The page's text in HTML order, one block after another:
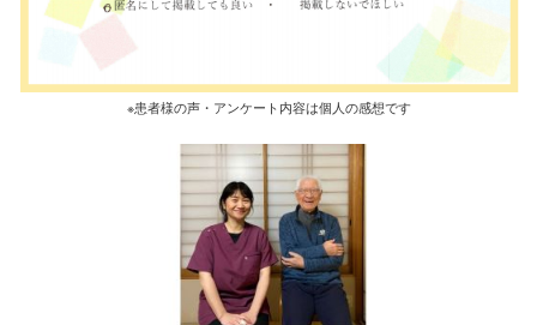
※患者様の声・アンケート内容は個人の感想です